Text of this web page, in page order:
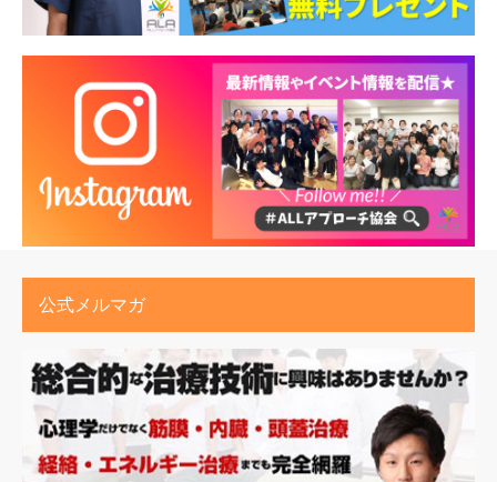
公式メルマガ